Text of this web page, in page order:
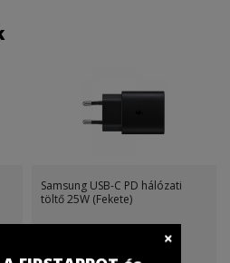
Samsung USB-C PD hálózati
töltő 25W (Fekete)
Készletinfó: